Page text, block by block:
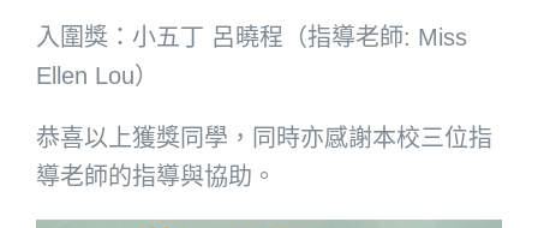
入圍獎：小五丁 呂曉程（指導老師: Miss
Ellen Lou）
恭喜以上獲獎同學，同時亦感謝本校三位指
導老師的指導與協助。